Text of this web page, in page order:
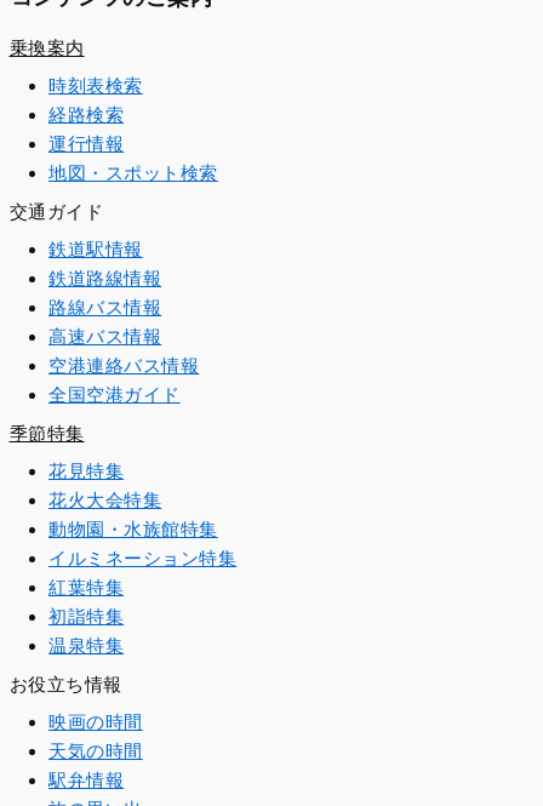
乗換案内
時刻表検索
経路検索
運行情報
地図・スポット検索
交通ガイド
鉄道駅情報
鉄道路線情報
路線バス情報
高速バス情報
空港連絡バス情報
全国空港ガイド
季節特集
花見特集
花火大会特集
動物園・水族館特集
イルミネーション特集
紅葉特集
初詣特集
温泉特集
お役立ち情報
映画の時間
天気の時間
駅弁情報